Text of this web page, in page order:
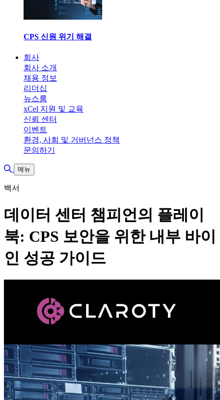
CPS 신원 위기 해결
회사
회사 소개
채용 정보
리더십
뉴스룸
xCel 지원 및 교육
신뢰 센터
이벤트
환경, 사회 및 거버넌스 정책
문의하기
검색 토글
메뉴
백서
데이터 센터 챔피언의 플레이
북: CPS 보안을 위한 내부 바이
인 성공 가이드